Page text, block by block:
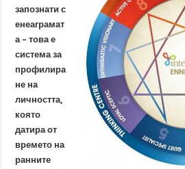
запознати с
енеаграмат
а – това е
система за
профилира
не на
личността,
която
датира от
времето на
ранните